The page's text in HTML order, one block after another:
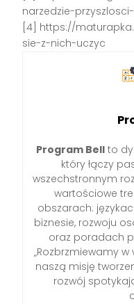
narzedzie-
[4] https://
sie-z-nich-uczyc
Program Bellto
który łączy
wszechstronnym
wartościowe
obszarach:
biznesie, rozwoju
oraz poradach
„Rozbrzmiewamy
naszą misję
rozwój